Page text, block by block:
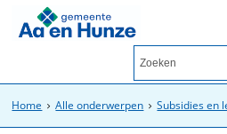
Home Alle onderwerpen Subsidies en